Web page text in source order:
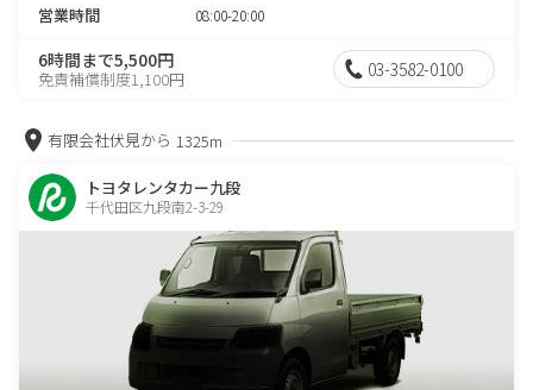
営業時間 08:00-20:00
6時間まで5,500円
免責補償制度1,100円 03-3582-0100
有限会社伏見から 1325m
トヨタレンタカー九段
千代田区九段南2-3-29